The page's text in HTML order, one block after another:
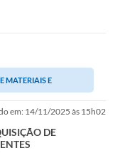
MATERIAIS E
em: 14/11/2025 às 15h02
DE